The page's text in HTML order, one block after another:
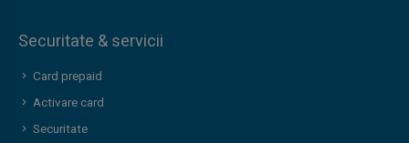
Securitate & servicii
Card prepaid
Activare card
Securitate